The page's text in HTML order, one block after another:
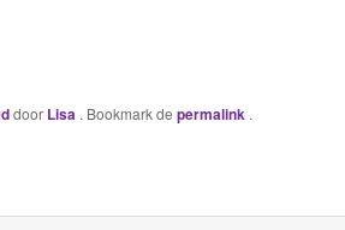
door Lisa . Bookmark de permalink .